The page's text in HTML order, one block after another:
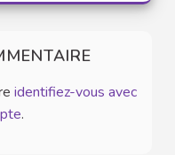
identifiez-vous avec
.